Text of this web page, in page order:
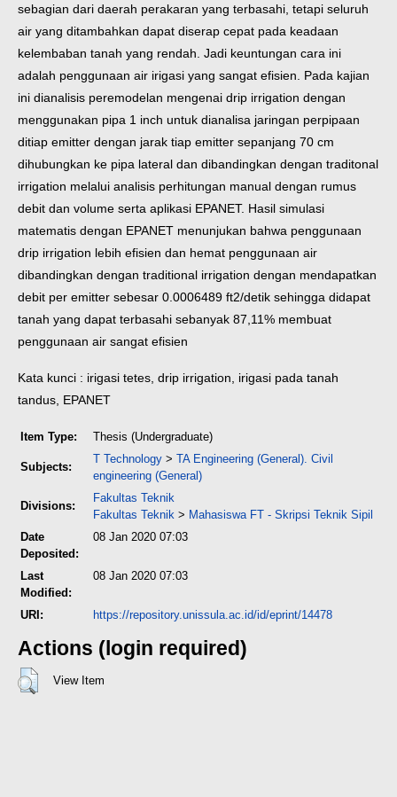
sebagian dari daerah perakaran yang terbasahi, tetapi seluruh
air yang ditambahkan dapat diserap cepat pada keadaan
kelembaban tanah yang rendah. Jadi keuntungan cara ini
adalah penggunaan air irigasi yang sangat efisien.
Pada kajian
ini dianalisis peremodelan mengenai drip irrigation dengan
menggunakan pipa 1 inch untuk dianalisa jaringan perpipaan
ditiap emitter dengan jarak tiap emitter sepanjang 70 cm
dihubungkan ke pipa lateral dan dibandingkan dengan traditonal
irrigation melalui analisis perhitungan manual dengan rumus
debit dan volume serta aplikasi EPANET. Hasil simulasi
matematis dengan EPANET menunjukan bahwa penggunaan
drip irrigation lebih efisien dan hemat penggunaan air
dibandingkan dengan traditional irrigation dengan mendapatkan
debit per emitter sebesar 0.0006489 ft2/detik sehingga didapat
tanah yang dapat terbasahi sebanyak 87,11% membuat
penggunaan air sangat efisien
Kata kunci : irigasi tetes, drip irrigation, irigasi pada tanah
tandus, EPANET
Item Type: Thesis (Undergraduate)
Subjects:
T Technology > TA Engineering (General). Civil
engineering (General)
Divisions:
Fakultas Teknik
Fakultas Teknik > Mahasiswa FT - Skripsi Teknik Sipil
Date
Deposited:
08 Jan 2020 07:03
Last
Modified:
08 Jan 2020 07:03
URI: https://repository.unissula.ac.id/id/eprint/14478
Actions (login required)
View Item